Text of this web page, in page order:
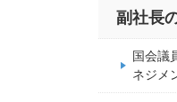
副社長
国会議
ネジメ